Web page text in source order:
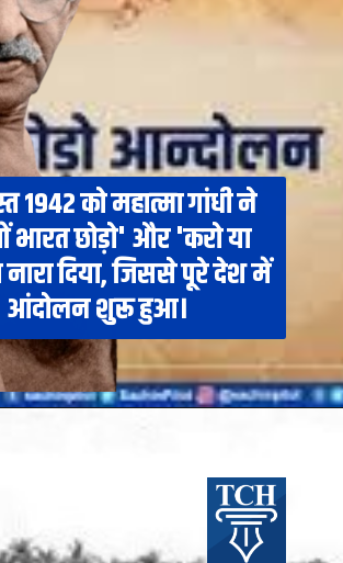
8 अगस्त 1942 को महात्मा गांधी ने
'अंग्रेज़ों भारत छोड़ो' और 'करो या
मरो' का नारा दिया, जिससे पूरे देश में
आंदोलन शुरू हुआ।